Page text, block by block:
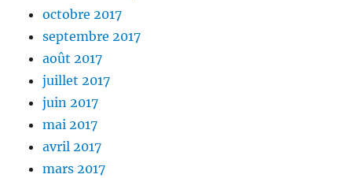
octobre 2017
septembre 2017
août 2017
juillet 2017
juin 2017
mai 2017
avril 2017
mars 2017